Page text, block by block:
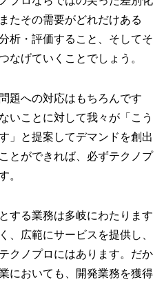
たその需要がどれだけある
析・評価すること、そしてそ
なげていくことでしょう。
題への対応はもちろんです
いことに対して我々が「こう
」と提案してデマンドを創出
とができれば、必ずテクノプ
。
する業務は多岐にわたります
、広範にサービスを提供し、
クノプロにはあります。だか
においても、開発業務を獲得